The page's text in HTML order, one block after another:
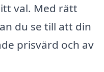
val. Med rätt
du se till att din
prisvärd och av